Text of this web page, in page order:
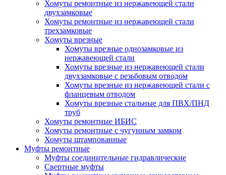
Хомуты ремонтные из нержавеющей стали
двухзамковые
Хомуты ремонтные из нержавеющей стали
трехзамковые
Хомуты врезные
Хомуты врезные однозамковые из
нержавеющей стали
Хомуты врезные из нержавеющей стали
двухзамковые с резьбовым отводом
Хомуты врезные из нержавеющей стали с
фланцевым отводом
Хомуты врезные стальные для ПВХ/ПНД
труб
Хомуты ремонтные ИБИС
Хомуты ремонтные с чугунным замком
Хомуты штампованные
Муфты ремонтные
Муфты соединительные гидравлические
Свертные муфты